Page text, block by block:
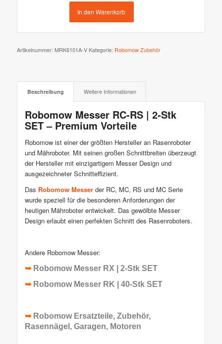
In den Warenkorb
Artikelnummer: MRK6101A-V Kategorie: Robomow Zubehör
Beschreibung Weitere Informationen
Robomow Messer RC-RS | 2-Stk
SET – Premium Vorteile
Robomow ist einer der größten Hersteller an Rasenroboter
und Mähroboter. Mit seinen großen Schnittbreiten überzeugt
der Hersteller mit einzigartigem Messer Design und
ausgezeichneter Schnitteffizient.
Das Robomow Messerder RC, MC, RS und MC Serie
wurde speziell für die besonderen Anforderungen der
heutigen Mähroboter entwickelt. Das gewölbte Messer
Design erlaubt einen perfekten Schnitt des Rasenroboters.
Andere Robomow Messer:
➥ Robomow Messer RX | 2-Stk SET
➥ Robomow Messer RK | 40-Stk SET
➥ Robomow Ersatzteile, Zubehör,
Rasennägel, Garagen, Motoren